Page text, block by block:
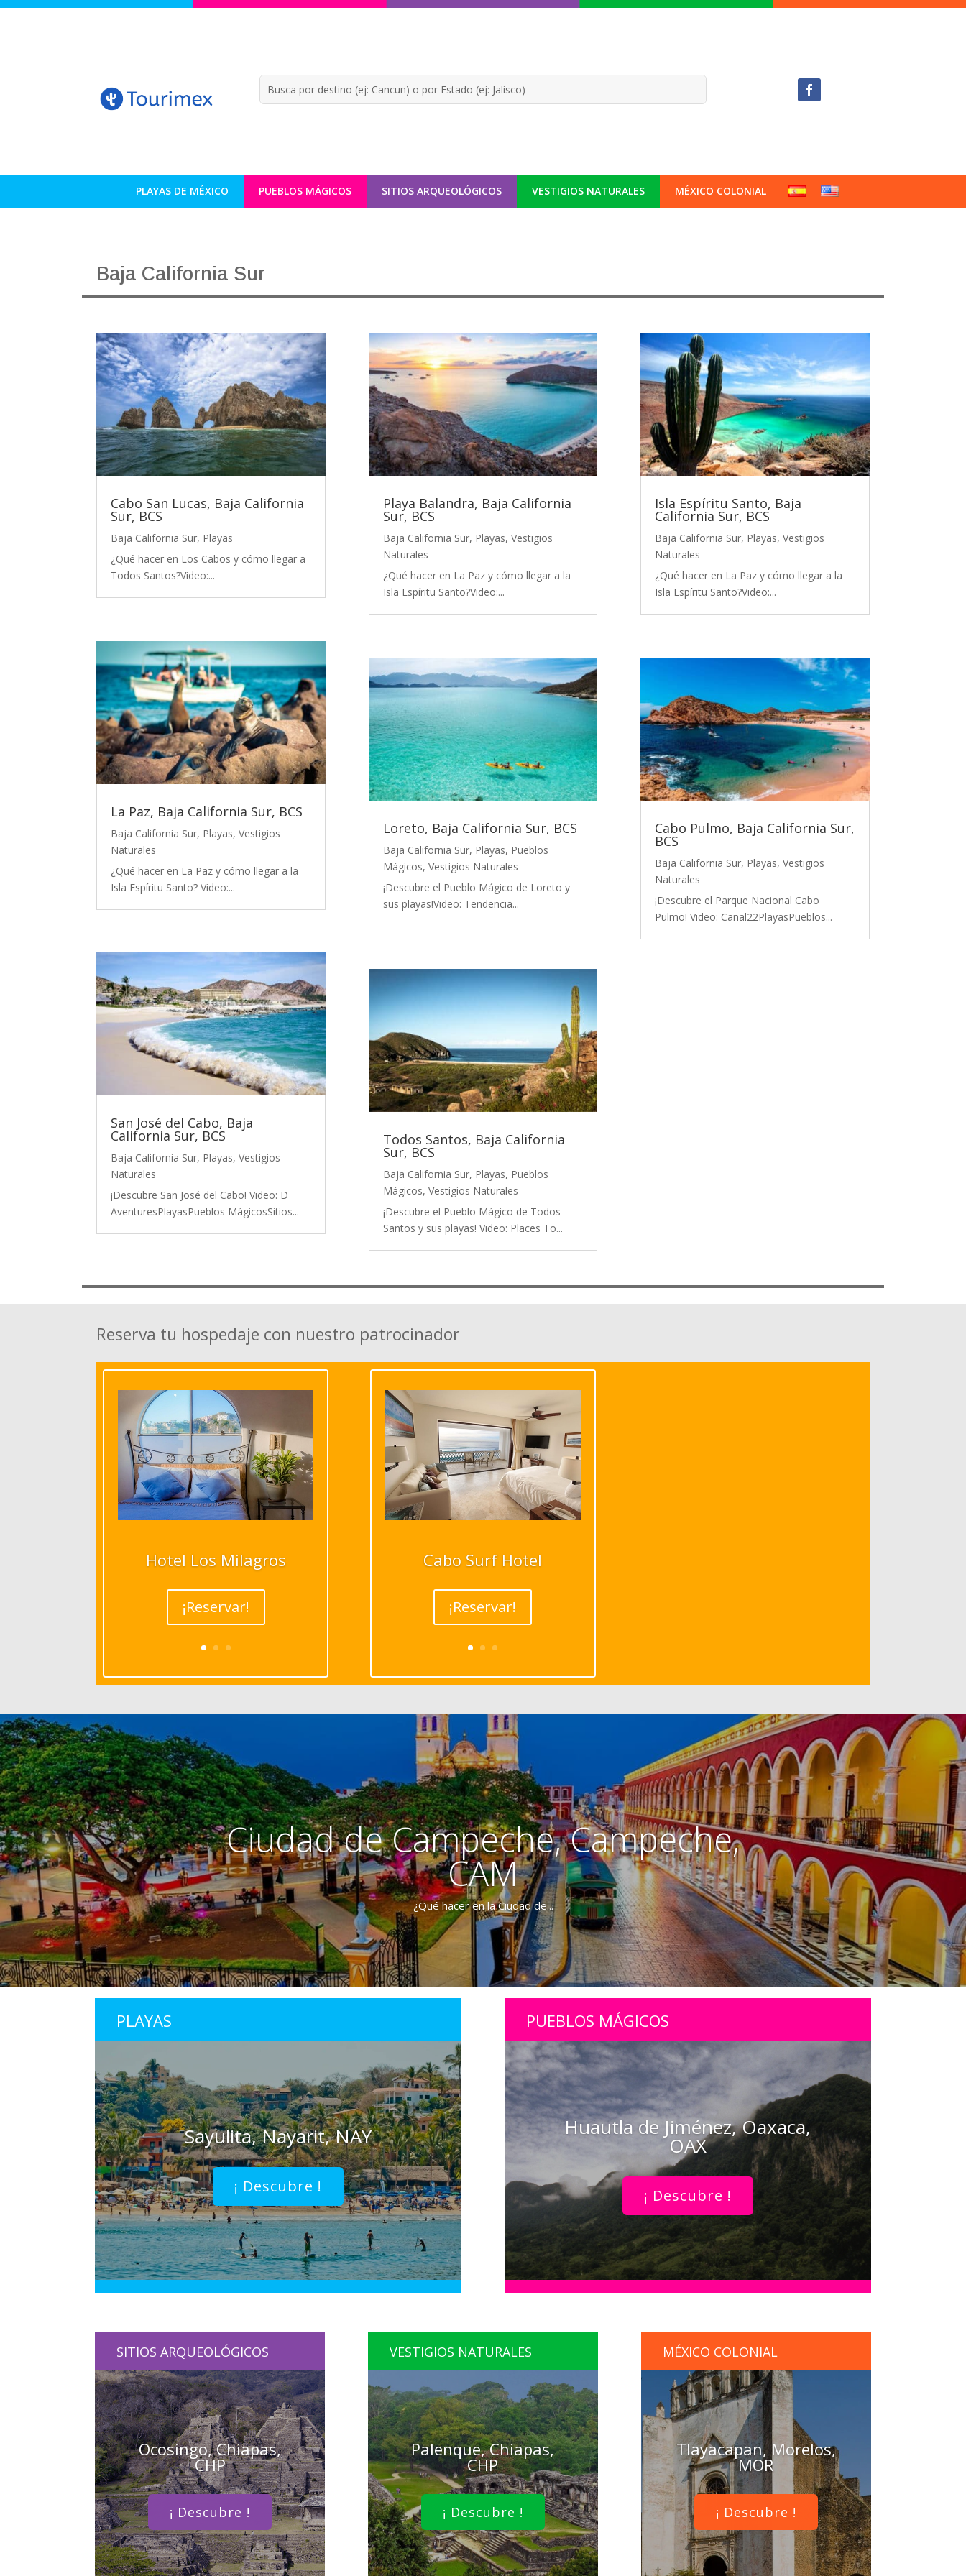
PLAYAS DE MÉXICO PUEBLOS MÁGICOS SITIOS ARQUEOLÓGICOS VESTIGIOS NATURALES MÉXICO COLONIAL
Baja California Sur
Cabo San Lucas, Baja California
Sur, BCS
Baja California Sur, Playas
¿Qué hacer en Los Cabos y cómo llegar a
Todos Santos?Video:...
La Paz, Baja California Sur, BCS
Baja California Sur, Playas,Vestigios
Naturales
¿Qué hacer en La Paz y cómo llegar a la
Isla Espíritu Santo? Video:...
San José del Cabo, Baja
California Sur, BCS
Baja California Sur, Playas,Vestigios
Naturales
¡Descubre San José del Cabo! Video: D
AventuresPlayasPueblos MágicosSitios...
Playa Balandra, Baja California
Sur, BCS
Baja California Sur, Playas, Vestigios
Naturales
¿Qué hacer en La Paz y cómo llegar a la
Isla Espíritu Santo?Video:...
Loreto, Baja California Sur, BCS
Baja California Sur, Playas, Pueblos
Mágicos, Vestigios Naturales
¡Descubre el Pueblo Mágico de Loreto y
sus playas!Video: Tendencia...
Todos Santos, Baja California
Sur, BCS
Baja California Sur, Playas, Pueblos
Mágicos, Vestigios Naturales
¡Descubre el Pueblo Mágico de Todos
Santos y sus playas! Video: Places To...
Isla Espíritu Santo, Baja
California Sur, BCS
Baja California Sur, Playas, Vestigios
Naturales
¿Qué hacer en La Paz y cómo llegar a la
Isla Espíritu Santo?Video:...
Cabo Pulmo, Baja California Sur,
BCS
Baja California Sur, Playas, Vestigios
Naturales
¡Descubre el Parque Nacional Cabo
Pulmo! Video: Canal22PlayasPueblos...
Reserva tu hospedaje con nuestro patrocinador
Hotel Los Milagros
¡Reservar!
Cabo Surf Hotel
¡Reservar!
Ciudad de Campeche, Campeche,
CAM
¿Qué hacer en la Ciudad de...
PLAYAS
Sayulita, Nayarit, NAY
¡ Descubre !
PUEBLOS MÁGICOS
Huautla de Jiménez, Oaxaca,
OAX
¡ Descubre !
SITIOS ARQUEOLÓGICOS
Ocosingo, Chiapas,
CHP
¡ Descubre !
VESTIGIOS NATURALES
Palenque, Chiapas,
CHP
¡ Descubre !
MÉXICO COLONIAL
Tlayacapan, Morelos,
MOR
¡ Descubre !